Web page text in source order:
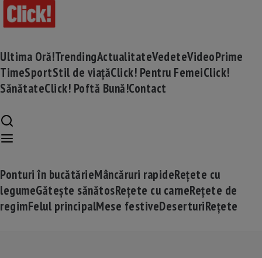
Ultima Oră!TrendingActualitateVedeteVideoPrime
TimeSportStil de viațăClick! Pentru FemeiClick!
SănătateClick! Poftă Bună!Contact
Ponturi în bucătărieMâncăruri rapideRețete cu
legumeGătește sănătosRețete cu carneRețete de
regimFelul principalMese festiveDeserturiRețete